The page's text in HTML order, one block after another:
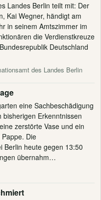
Landes Berlin teilt mit: Der
Kai Wegner, händigt am
in seinem Amtszimmer im
die Verdienstkreuze
Deutschland
des Landes Berlin
eine Sachbeschädigung
Erkenntnissen
zerstörte Vase und ein
Die
Berlin heute gegen 13:50
übernahm…